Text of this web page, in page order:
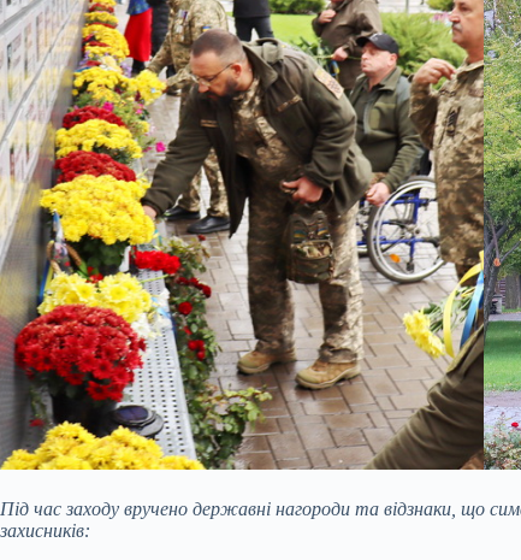
Під час заходу вручено державні нагороди та відзнаки, що
захисників: